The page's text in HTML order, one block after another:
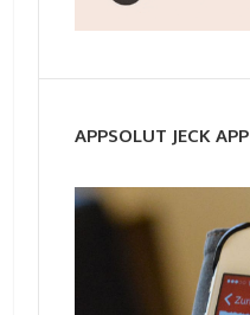
APPSOLUT JECK APP